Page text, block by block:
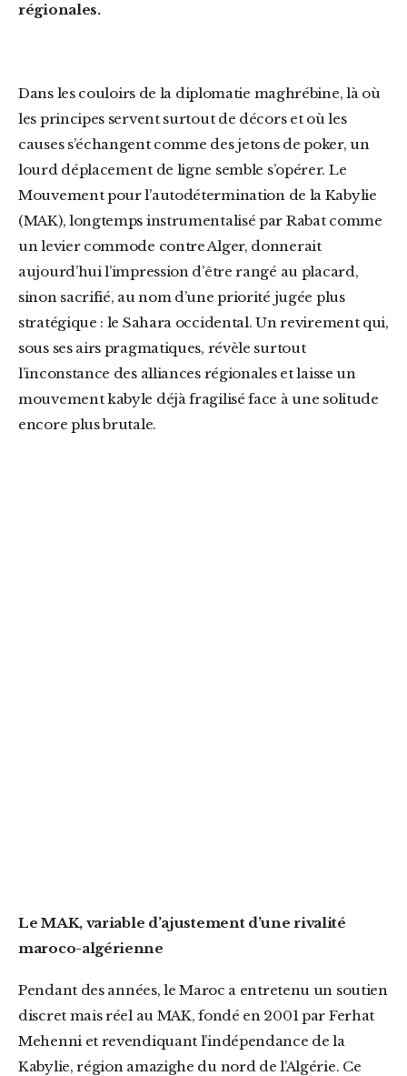
régionales.
Dans les couloirs de la diplomatie maghrébine, là où
les principes servent surtout de décors et où les
causes s’échangent comme des jetons de poker, un
lourd déplacement de ligne semble s’opérer. Le
Mouvement pour l’autodétermination de la Kabylie
(MAK), longtemps instrumentalisé par Rabat comme
un levier commode contre Alger, donnerait
aujourd’hui l’impression d’être rangé au placard,
sinon sacrifié, au nom d’une priorité jugée plus
stratégique : le Sahara occidental. Un revirement qui,
sous ses airs pragmatiques, révèle surtout
l’inconstance des alliances régionales et laisse un
mouvement kabyle déjà fragilisé face à une solitude
encore plus brutale.
Le MAK, variable d’ajustement d’une rivalité
maroco-algérienne
Pendant des années, le Maroc a entretenu un soutien
discret mais réel au MAK, fondé en 2001 par Ferhat
Mehenni et revendiquant l’indépendance de la
Kabylie, région amazighe du nord de l’Algérie. Ce